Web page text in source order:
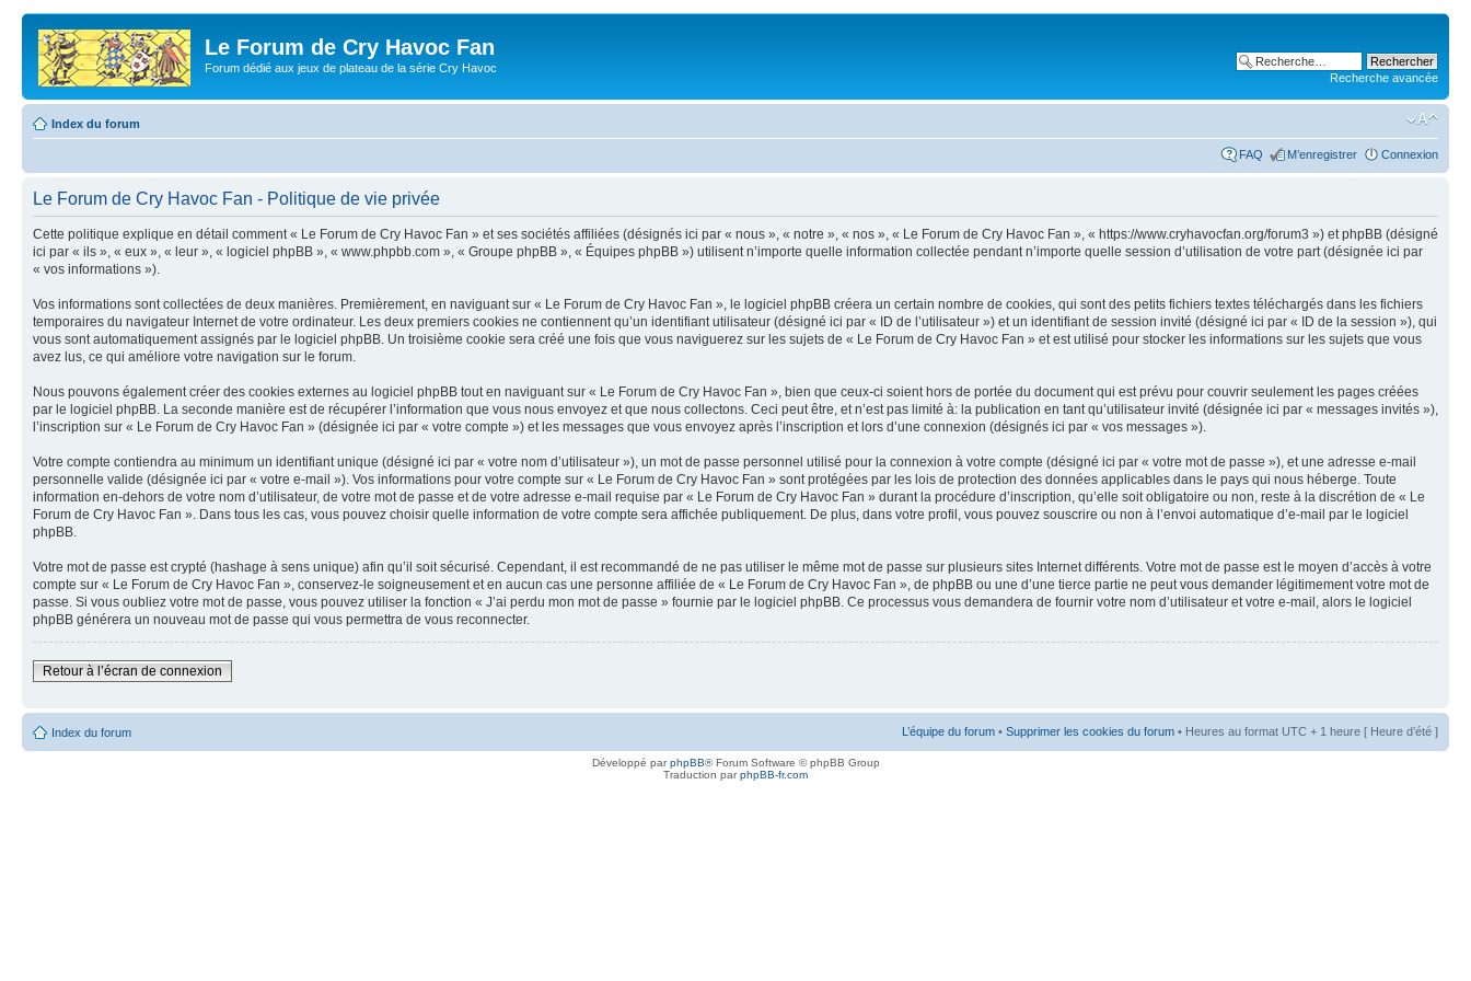
Le Forum de Cry Havoc Fan
Forum dédié aux jeux de plateau de la série Cry Havoc
Recherche avancée
Index du forum
FAQ M’enregistrer Connexion
Le Forum de Cry Havoc Fan - Politique de vie privée
Cette politique explique en détail comment « Le Forum de Cry Havoc Fan » et ses sociétés affiliées (désignés ici par « nous », « notre », « nos », « Le Forum de Cry Havoc Fan », « https://www.cryhavocfan.org/forum3 ») et phpBB (désigné
ici par « ils », « eux », « leur », « logiciel phpBB », « www.phpbb.com », « Groupe phpBB », « Équipes phpBB ») utilisent n’importe quelle information collectée pendant n’importe quelle session d’utilisation de votre part (désignée ici par
« vos informations »).
Vos informations sont collectées de deux manières. Premièrement, en naviguant sur « Le Forum de Cry Havoc Fan », le logiciel phpBB créera un certain nombre de cookies, qui sont des petits fichiers textes téléchargés dans les fichiers
temporaires du navigateur Internet de votre ordinateur. Les deux premiers cookies ne contiennent qu’un identifiant utilisateur (désigné ici par « ID de l’utilisateur ») et un identifiant de session invité (désigné ici par « ID de la session »), qui
vous sont automatiquement assignés par le logiciel phpBB. Un troisième cookie sera créé une fois que vous naviguerez sur les sujets de « Le Forum de Cry Havoc Fan » et est utilisé pour stocker les informations sur les sujets que vous
avez lus, ce qui améliore votre navigation sur le forum.
Nous pouvons également créer des cookies externes au logiciel phpBB tout en naviguant sur « Le Forum de Cry Havoc Fan », bien que ceux-ci soient hors de portée du document qui est prévu pour couvrir seulement les pages créées
par le logiciel phpBB. La seconde manière est de récupérer l’information que vous nous envoyez et que nous collectons. Ceci peut être, et n’est pas limité à: la publication en tant qu’utilisateur invité (désignée ici par « messages invités »),
l’inscription sur « Le Forum de Cry Havoc Fan » (désignée ici par « votre compte ») et les messages que vous envoyez après l’inscription et lors d’une connexion (désignés ici par « vos messages »).
Votre compte contiendra au minimum un identifiant unique (désigné ici par « votre nom d’utilisateur »), un mot de passe personnel utilisé pour la connexion à votre compte (désigné ici par « votre mot de passe »), et une adresse e-mail
personnelle valide (désignée ici par « votre e-mail »). Vos informations pour votre compte sur « Le Forum de Cry Havoc Fan » sont protégées par les lois de protection des données applicables dans le pays qui nous héberge. Toute
information en-dehors de votre nom d’utilisateur, de votre mot de passe et de votre adresse e-mail requise par « Le Forum de Cry Havoc Fan » durant la procédure d’inscription, qu’elle soit obligatoire ou non, reste à la discrétion de « Le
Forum de Cry Havoc Fan ». Dans tous les cas, vous pouvez choisir quelle information de votre compte sera affichée publiquement. De plus, dans votre profil, vous pouvez souscrire ou non à l’envoi automatique d’e-mail par le logiciel
phpBB.
Votre mot de passe est crypté (hashage à sens unique) afin qu’il soit sécurisé. Cependant, il est recommandé de ne pas utiliser le même mot de passe sur plusieurs sites Internet différents. Votre mot de passe est le moyen d’accès à votre
compte sur « Le Forum de Cry Havoc Fan », conservez-le soigneusement et en aucun cas une personne affiliée de « Le Forum de Cry Havoc Fan », de phpBB ou une d’une tierce partie ne peut vous demander légitimement votre mot de
passe. Si vous oubliez votre mot de passe, vous pouvez utiliser la fonction « J’ai perdu mon mot de passe » fournie par le logiciel phpBB. Ce processus vous demandera de fournir votre nom d’utilisateur et votre e-mail, alors le logiciel
phpBB générera un nouveau mot de passe qui vous permettra de vous reconnecter.
Retour à l’écran de connexion
Index du forum L’équipe du forum • Supprimer les cookies du forum • Heures au format UTC + 1 heure [ Heure d’été ]
Développé parphpBB® Forum Software © phpBB Group
Traduction parphpBB-fr.com